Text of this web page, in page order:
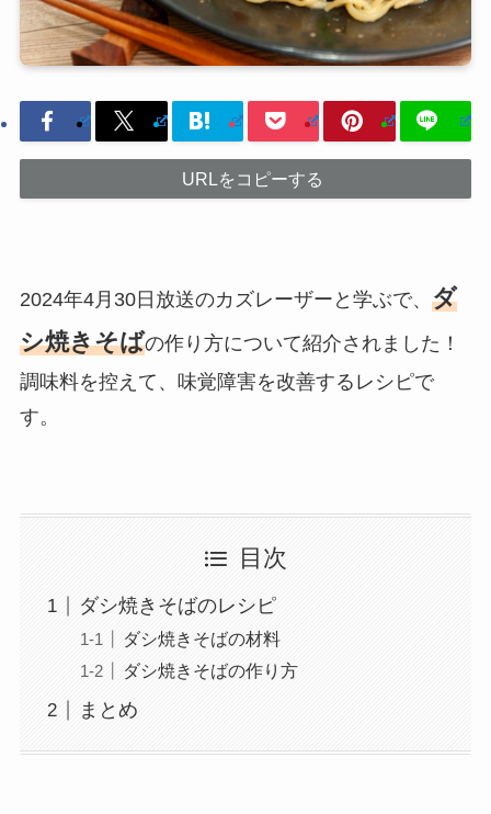
URLをコピーする
2024年4月30日放送のカズレーザーと学ぶで、 ダ
シ焼きそばの作り方について紹介されました！
調味料を控えて、味覚障害を改善するレシピで
す。
目次
ダシ焼きそばのレシピ
ダシ焼きそばの材料
ダシ焼きそばの作り方
まとめ